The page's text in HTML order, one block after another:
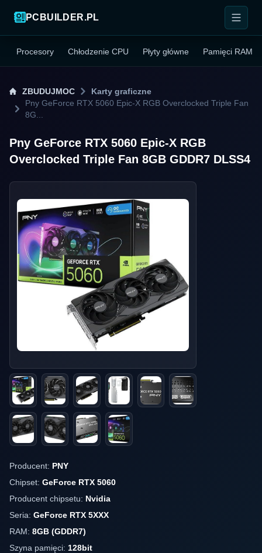
PCBUILDER.PL
Procesory Chłodzenie CPU Płyty główne Pamięci RAM
ZBUDUJMOC
Karty graficzne
Pny GeForce RTX 5060 Epic-X RGB Overclocked Triple Fan
8G...
Pny GeForce RTX 5060 Epic-X RGB
Overclocked Triple Fan 8GB GDDR7 DLSS4
Producent: PNY
Chipset: GeForce RTX 5060
Producent chipsetu: Nvidia
Seria: GeForce RTX 5XXX
RAM: 8GB (GDDR7)
Szyna pamięci: 128bit